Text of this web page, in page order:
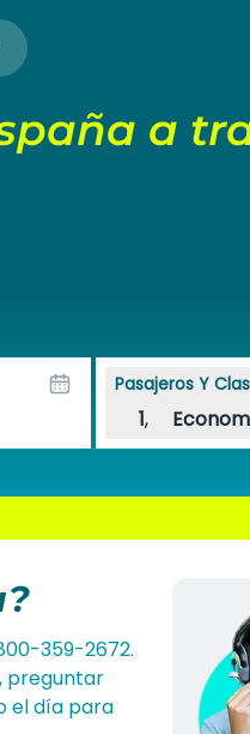
a
Pasajeros Y
1,
359-2672.
preguntar
el día para